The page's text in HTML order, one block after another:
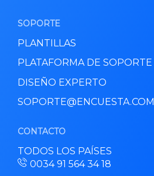
SOPORTE
PLANTILLAS
PLATAFORMA DE SOPORTE
DISEÑO EXPERTO
SOPORTE@ENCUESTA.COM
CONTACTO
TODOS LOS PAÍSES
0034 91 564 34 18